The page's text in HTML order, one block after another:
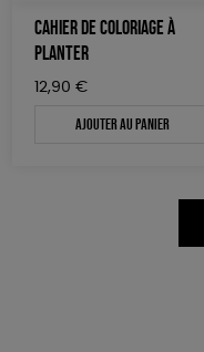
CAHIER DE COLORIAGE À
PLANTER
12,90 €
Ajouter au panier